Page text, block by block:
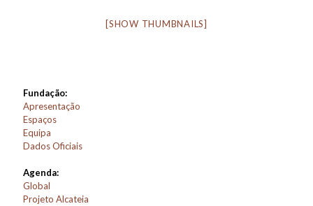
[SHOW THUMBNAILS]
Fundação:
Apresentação
Espaços
Equipa
Dados Oficiais
Agenda:
Global
Projeto Alcateia